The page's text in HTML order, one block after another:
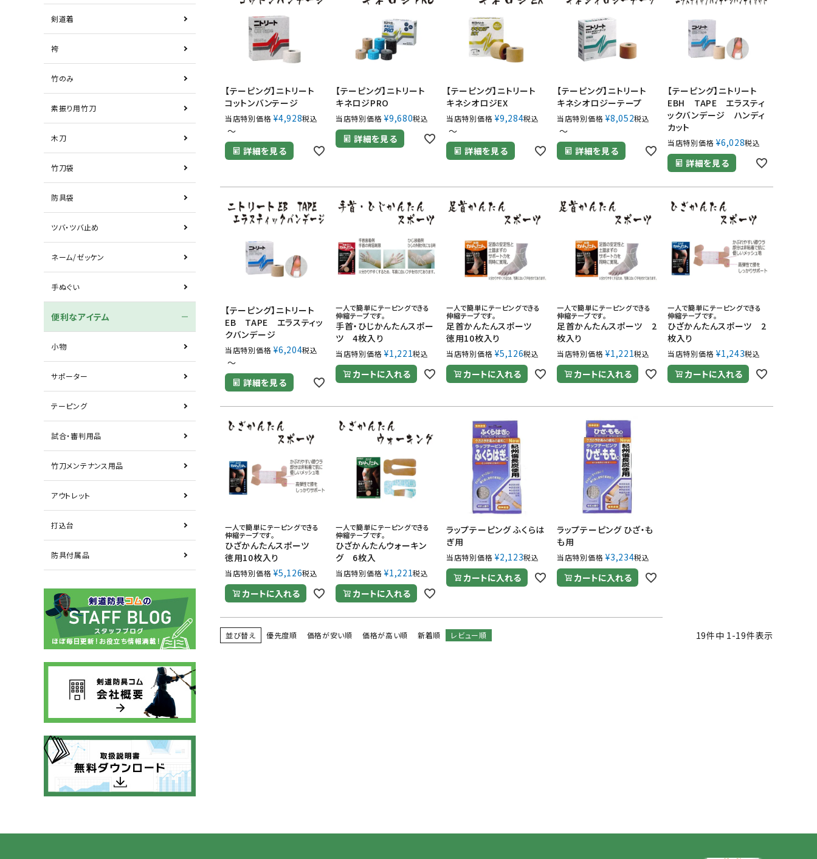
剣道着
袴
竹のみ
素振り用竹刀
木刀
竹刀袋
防具袋
ツバ・ツバ止め
ネーム/ゼッケン
手ぬぐい
便利なアイテム
小物
サポーター
テーピング
試合・審判用品
竹刀メンテナンス用品
アウトレット
打込台
防具付属品
【テーピング】ニトリート
コットンバンテージ
当店特別価格 ¥4,928税込
〜
詳細を見る
【テーピング】ニトリート
キネロジPRO
当店特別価格 ¥9,680税込
詳細を見る
【テーピング】ニトリート
キネシオロジEX
当店特別価格 ¥9,284税込
〜
詳細を見る
【テーピング】ニトリート
キネシオロジーテープ
当店特別価格 ¥8,052税込
〜
詳細を見る
【テーピング】ニトリート
EBH TAPE エラスティ
ックバンデージ ハンディ
カット
当店特別価格 ¥6,028税込
詳細を見る
【テーピング】ニトリート
EB TAPE エラスティッ
クバンデージ
当店特別価格 ¥6,204税込
〜
詳細を見る
一人で簡単にテーピングできる
伸縮テープです。
手首・ひじかんたんスポー
ツ 4枚入り
当店特別価格 ¥1,221税込
カートに入れる
一人で簡単にテーピングできる
伸縮テープです。
足首かんたんスポーツ
徳用10枚入り
当店特別価格 ¥5,126税込
カートに入れる
一人で簡単にテーピングできる
伸縮テープです。
足首かんたんスポーツ 2
枚入り
当店特別価格 ¥1,221税込
カートに入れる
一人で簡単にテーピングできる
伸縮テープです。
ひざかんたんスポーツ 2
枚入り
当店特別価格 ¥1,243税込
カートに入れる
一人で簡単にテーピングできる
伸縮テープです。
ひざかんたんスポーツ
徳用10枚入り
当店特別価格 ¥5,126税込
カートに入れる
一人で簡単にテーピングできる
伸縮テープです。
ひざかんたんウォーキン
グ 6枚入
当店特別価格 ¥1,221税込
カートに入れる
ラップテーピング ふくらは
ぎ用
当店特別価格 ¥2,123税込
カートに入れる
ラップテーピング ひざ・も
も用
当店特別価格 ¥3,234税込
カートに入れる
並び替え 優先度順 価格が安い順 価格が高い順 新着順 レビュー順 19件中 1 -19件表示